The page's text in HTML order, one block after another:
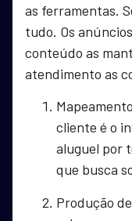
as ferramentas.
tudo. Os
conteúdo as
atendimento as
cliente é o
aluguel por
que busca
Produção